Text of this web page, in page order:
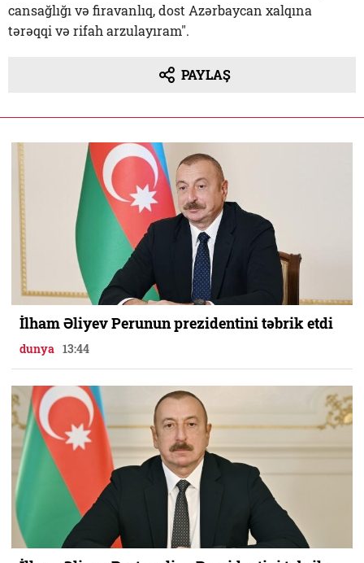
cansağlığı və firavanlıq, dost Azərbaycan xalqına
tərəqqi və rifah arzulayıram".
PAYLAŞ
İlham Əliyev Perunun prezidentini təbrik etdi
dunya 13:44